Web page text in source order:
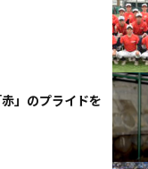
」のプライドを